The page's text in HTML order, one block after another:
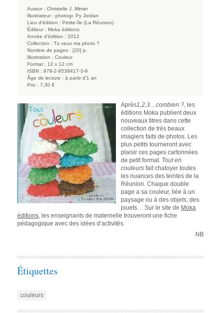
Auteur : Christelle J. Minier
Illustrateur : photogr. Py Jordan
Lieu d'édition : Petite-île (La Réunion)
Éditeur : Moka éditions
Année d'édition : 2012
Collection : Tu veux ma photo ?
Nombre de pages : [20] p.
Illustration : Couleur
Format : 12 x 12 cm
ISBN : 978-2-9539417-3-9
Âge de lecture : à partir d'1 an
Prix : 7,30 €
Après1,2,3…combien ? , les
éditions Moka publient deux
nouveaux titres dans cette
collection de très beaux
imagiers faits de photos. Les
plus petits tourneront avec
plaisir ces pages cartonnées
de petit format. Tout en
couleurs fait chatoyer toutes
les nuances des teintes de la
Réunion. Chaque double
page a sa couleur, liée à un
paysage ou à des objets, des
jouets… Sur le site de Moka
éditions , les enseignants de maternelle trouveront une fiche
pédagogique avec des idées d’activités.
NB
Étiquettes
couleurs